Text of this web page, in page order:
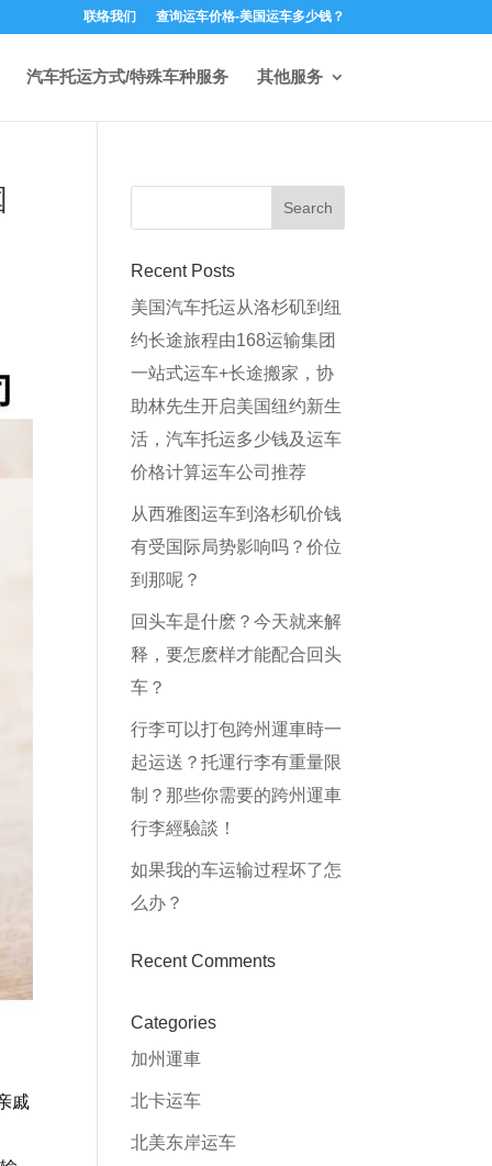
联络我们 查询运车价格-美国运车多少钱？
汽车托运方式/特殊车种服务 其他服务
戚
Recent Posts
美国汽车托运从洛杉矶到纽
约长途旅程由168运输集团
一站式运车+长途搬家，协
助林先生开启美国纽约新生
活，汽车托运多少钱及运车
价格计算运车公司推荐
从西雅图运车到洛杉矶价钱
有受国际局势影响吗？价位
到那呢？
回头车是什麽？今天就来解
释，要怎麽样才能配合回头
车？
行李可以打包跨州運車時一
起运送？托運行李有重量限
制？那些你需要的跨州運車
行李經驗談！
如果我的车运输过程坏了怎
么办？
Recent Comments
Categories
加州運車
北卡运车
北美东岸运车